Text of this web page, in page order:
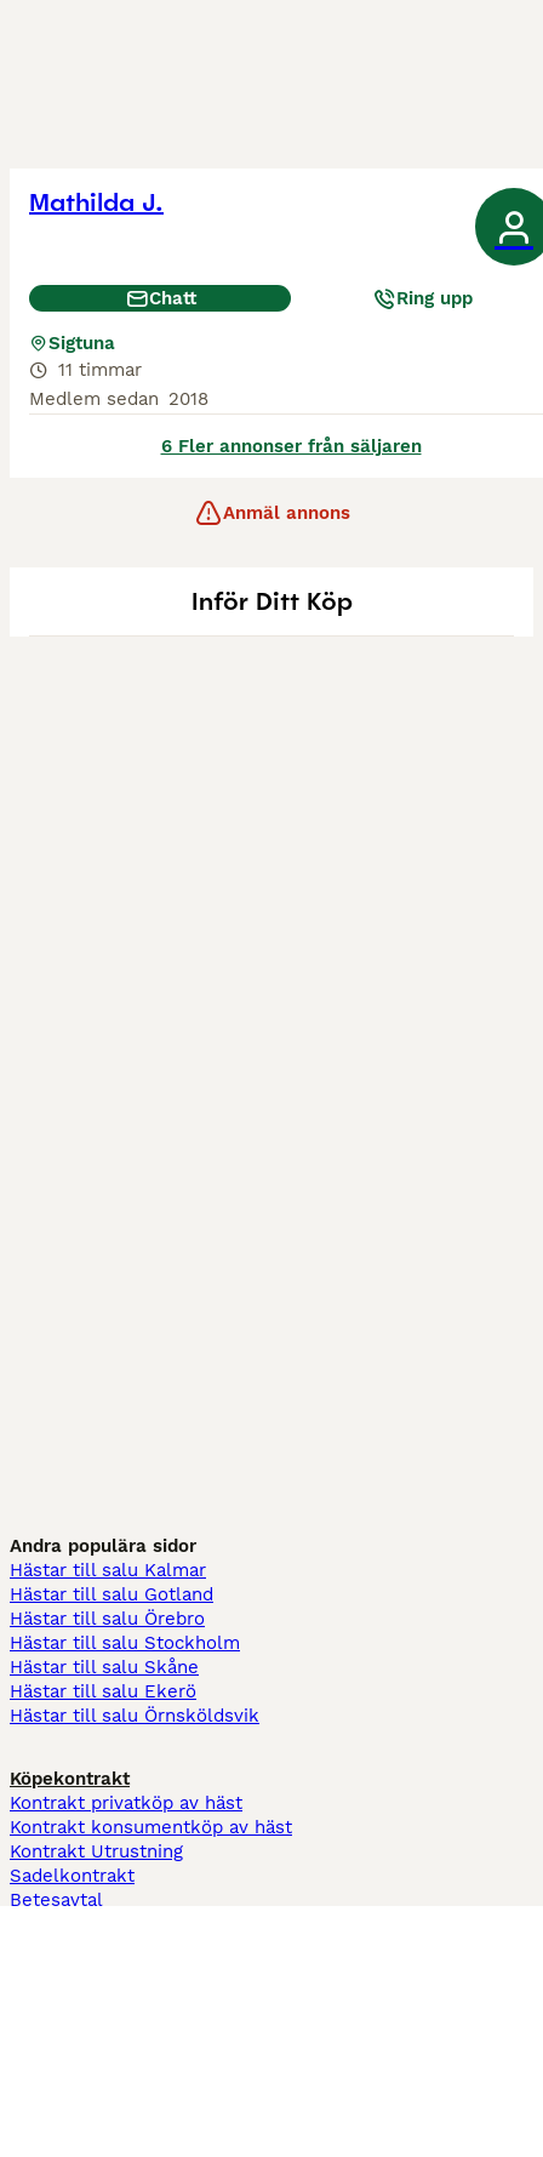
Mathilda J.
Chatt Ring upp
Sigtuna
11 timmar
Medlem sedan 2018
6 Fler annonser från säljaren
Anmäl annons
Inför Ditt Köp
Andra populära sidor
Hästar till salu Kalmar
Hästar till salu Gotland
Hästar till salu Örebro
Hästar till salu Stockholm
Hästar till salu Skåne
Hästar till salu Ekerö
Hästar till salu Örnsköldsvik
Köpekontrakt
Kontrakt privatköp av häst
Kontrakt konsumentköp av häst
Kontrakt Utrustning
Sadelkontrakt
Betesavtal